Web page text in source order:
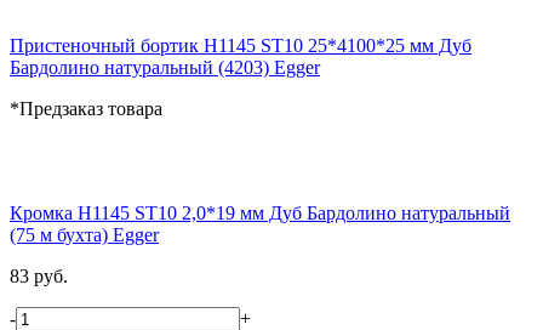
Пристеночный бортик H1145 ST10 25*4100*25 мм Дуб
Бардолино натуральный (4203) Egger
*Предзаказ товара
Кромка H1145 ST10 2,0*19 мм Дуб Бардолино натуральный
(75 м бухта) Egger
83 руб.
-
+